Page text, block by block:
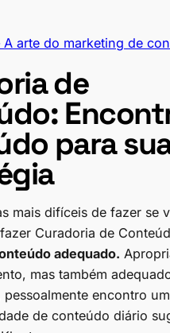
A arte do marketing de
de
para
mais difíceis de fazer se
Curadoria de
adequado.
mas também
encontro
de conteúdo diário